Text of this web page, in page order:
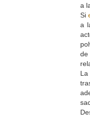
a
Si
a
de